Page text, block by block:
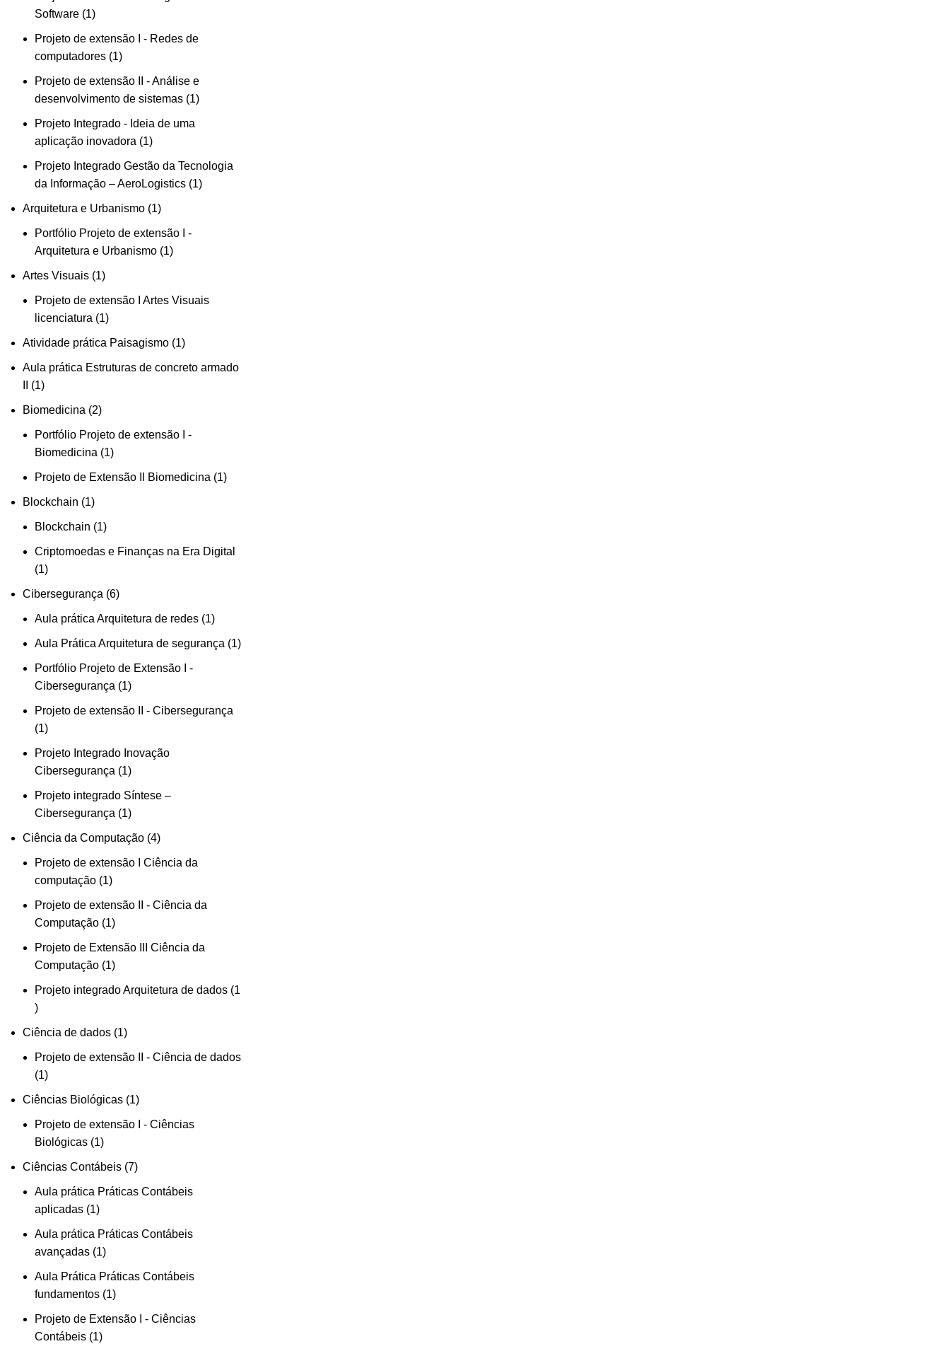
Software 1
Projeto de extensão I - Redes de
computadores 1
Projeto de extensão II - Análise e
desenvolvimento de sistemas 1
Projeto Integrado - Ideia de uma
aplicação inovadora
1
Projeto Integrado Gestão da Tecnologia
da Informação – AeroLogistics 1
Arquitetura e Urbanismo 1
Portfólio Projeto de extensão I -
Arquitetura e Urbanismo 1
Artes Visuais 1
Projeto de extensão I Artes Visuais
licenciatura
1
Atividade prática Paisagismo 1
Aula prática Estruturas de concreto armado
1
Biomedicina 2
Portfólio Projeto de extensão I -
Biomedicina
1
Projeto de Extensão II Biomedicina 1
Blockchain 1
Blockchain 1
Criptomoedas e Finanças na Era Digital
1
Cibersegurança 6
Aula prática Arquitetura de redes 1
Aula Prática Arquitetura de segurança 1
Portfólio Projeto de Extensão I -
Cibersegurança
1
Projeto de extensão II - Cibersegurança
1
Projeto Integrado Inovação
Cibersegurança
1
Projeto integrado Síntese –
Cibersegurança
1
Ciência da Computação 4
Projeto de extensão I Ciência da
computação 1
Projeto de extensão II - Ciência da
Computação 1
Projeto de Extensão III Ciência da
Computação 1
Projeto integrado Arquitetura de dados 1
Ciência de dados 1
Projeto de extensão II - Ciência de dados
1
Ciências Biológicas 1
Projeto de extensão I - Ciências
Biológicas 1
Ciências Contábeis 7
Aula prática Práticas Contábeis
aplicadas 1
Aula prática Práticas Contábeis
avançadas 1
Aula Prática Práticas Contábeis
fundamentos 1
Projeto de Extensão I - Ciências
Contábeis 1